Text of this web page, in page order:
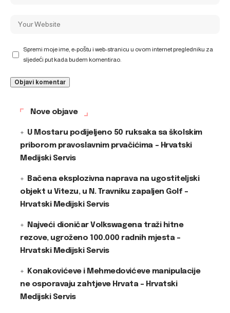
Spremi moje ime, e-poštu i web-stranicu u ovom internet pregledniku za
sljedeći put kada budem komentirao.
Nove objave
U Mostaru podijeljeno 50 ruksaka sa školskim
priborom pravoslavnim prvačićima – Hrvatski
Medijski Servis
Bačena eksplozivna naprava na ugostiteljski
objekt u Vitezu, u N. Travniku zapaljen Golf –
Hrvatski Medijski Servis
Najveći dioničar Volkswagena traži hitne
rezove, ugroženo 100.000 radnih mjesta –
Hrvatski Medijski Servis
Konakovićeve i Mehmedovićeve manipulacije
ne osporavaju zahtjeve Hrvata – Hrvatski
Medijski Servis